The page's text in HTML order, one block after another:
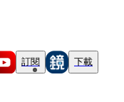
訂閱 下載